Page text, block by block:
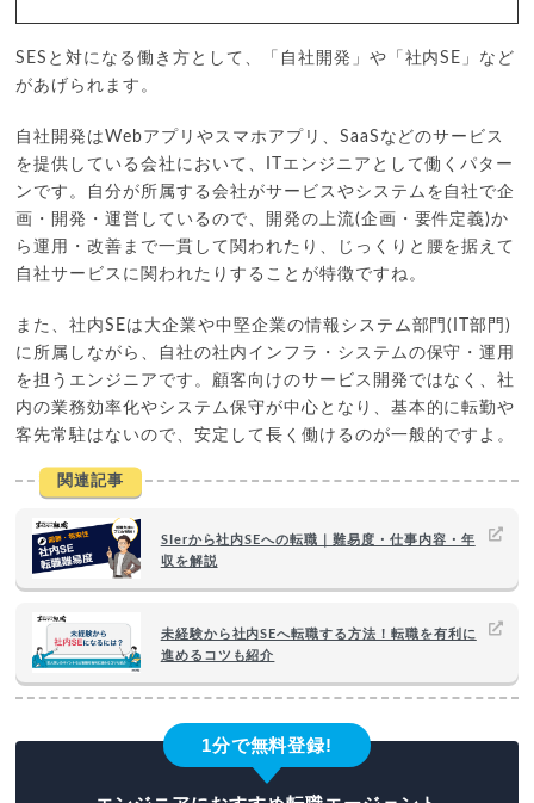
SESと対になる働き方として、「自社開発」や「社内SE」など
があげられます。
自社開発はWebアプリやスマホアプリ、SaaSなどのサービス
を提供している会社において、ITエンジニアとして働くパター
ンです。自分が所属する会社がサービスやシステムを自社で企
画・開発・運営しているので、開発の上流(企画・要件定義)か
ら運用・改善まで一貫して関われたり、じっくりと腰を据えて
自社サービスに関われたりすることが特徴ですね。
また、社内SEは大企業や中堅企業の情報システム部門(IT部門)
に所属しながら、自社の社内インフラ・システムの保守・運用
を担うエンジニアです。顧客向けのサービス開発ではなく、社
内の業務効率化やシステム保守が中心となり、基本的に転勤や
客先常駐はないので、安定して長く働けるのが一般的ですよ。
関連記事
SIerから社内SEへの転職｜難易度・仕事内容・年
収を解説
未経験から社内SEへ転職する方法！転職を有利に
進めるコツも紹介
1分で無料登録!